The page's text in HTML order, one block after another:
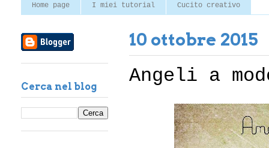
Home page I miei tutorial Cucito creativo
10 ottobre 2015
Angeli a
Cerca nel blog